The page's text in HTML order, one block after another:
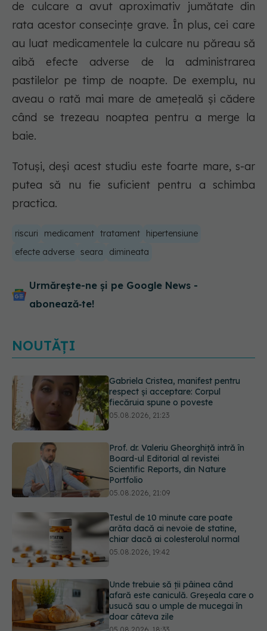
de culcare a avut aproximativ jumătate din
rata acestor consecințe grave. În plus, cei care
au luat medicamentele la culcare nu păreau să
aibă efecte adverse de la administrarea
pastilelor pe timp de noapte. De exemplu, nu
aveau o rată mai mare de amețeală și cădere
când se trezeau noaptea pentru a merge la
baie.
Totuși, deși acest studiu este foarte mare, s-ar
putea să nu fie suficient pentru a schimba
practica.
riscuri medicament tratament
hipertensiune
efecte adverse seara dimineata
Urmărește-ne și pe Google News -
abonează‑te!
NOUTĂȚI
Prof. dr. Valeriu Gheorghiță intră în
Board-ul Editorial al revistei
Scientific Reports, din Nature
Portfolio
Testul de 10 minute care poate
arăta dacă ai nevoie de statine,
chiar dacă ai colesterolul normal
05.08.2026, 19:42
Unde trebuie să ții pâinea când
afară este caniculă. Greșeala care o
usucă sau o umple de mucegai în
doar câteva zile
Primele 5 semne ale bolii Parkinson
pe care 80% dintre oameni le
ignoră. Nu e vorba doar despre
tremor